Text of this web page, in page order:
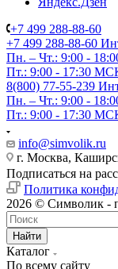
+7 499 288-88-60
+7 499 288-88-60
Пн. – Чт.: 9:00 -
Пт.: 9:00 - 17:30
8(800) 77-55-239
Пн. – Чт.: 9:00 -
Пт.: 9:00 - 17:30
info@simvolik.ru
г. Москва,
Подписаться на
Политика
2026 © Символик -
Найти
Каталог
По всему сайту